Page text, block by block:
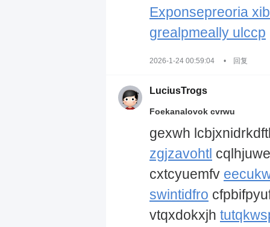
Exponsepreoria
grealpmeally ulccp
2026-1-24 00:59:04 • 回复
LuciusTrogs
Foekanalovok cvrwu
gexwh
zgjzavohtl
cxtcyuemfv
swintidfro
vtqxdokxjh